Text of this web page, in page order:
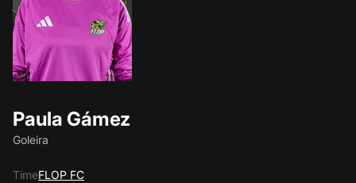
Paula Gámez
Goleira
TimeFLOP FC